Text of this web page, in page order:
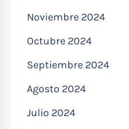
Noviembre 2024
Octubre 2024
Septiembre 2024
Agosto 2024
Julio 2024